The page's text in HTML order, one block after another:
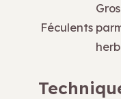
Féculents